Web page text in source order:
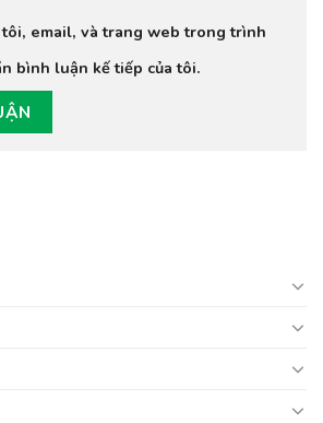
tôi, email, và trang web trong trình
bình luận kế tiếp của tôi.